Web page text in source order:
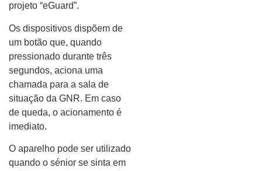
projeto “eGuard”.
Os dispositivos dispõem de
um botão que, quando
pressionado durante três
segundos, aciona uma
chamada para a sala de
situação da GNR. Em caso
de queda, o acionamento é
imediato.
O aparelho pode ser utilizado
quando o sénior se sinta em